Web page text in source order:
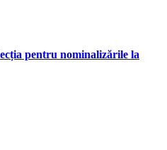
pentru nominalizările la